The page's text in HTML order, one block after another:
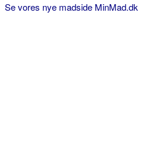
Se vores nye madside MinMad.dk